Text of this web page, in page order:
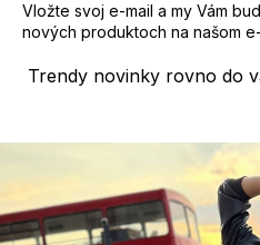
Trendy novinky rovno do
Vložte svoj e-mail a my Vám
nových produktoch na našom